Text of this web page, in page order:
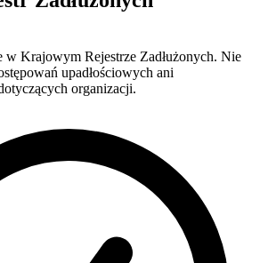
w Krajowym Rejestrze Zadłużonych. Nie
upadłościowych ani
organizacji.